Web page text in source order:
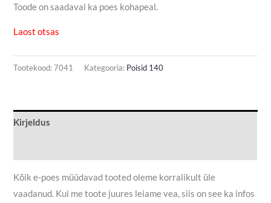
Toode on saadaval ka poes kohapeal.
Laost otsas
Tootekood:7041 Kategooria: Poisid 140
Kirjeldus
Kõik e-poes müüdavad tooted oleme korralikult üle
vaadanud. Kui me toote juures leiame vea, siis on see ka infos